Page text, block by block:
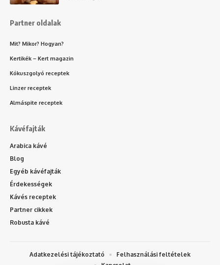
Partner oldalak
Mit? Mikor? Hogyan?
Kertikék – Kert magazin
Kókuszgolyó receptek
Linzer receptek
Almáspite receptek
Kávéfajták
Arabica kávé
Blog
Egyéb kávéfajták
Érdekességek
Kávés receptek
Partner cikkek
Robusta kávé
Adatkezelési tájékoztató
Felhasználási feltételek